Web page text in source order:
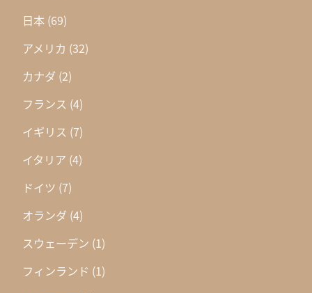
日本 (69)
アメリカ (32)
カナダ (2)
フランス (4)
イギリス (7)
イタリア (4)
ドイツ (7)
オランダ (4)
スウェーデン (1)
フィンランド (1)